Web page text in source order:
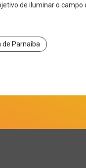
de iluminar o campo
de Parnaíba